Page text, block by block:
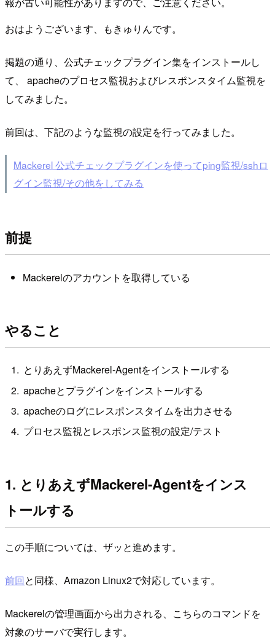
おはようございます、もきゅりんです。
掲題の通り、公式チェックプラグイン集をインストールし
て、 apacheのプロセス監視およびレスポンスタイム監視を
してみました。
前回は、下記のような監視の設定を行ってみました。
Mackerel 公式チェックプラグインを使ってping監視/sshロ
グイン監視/その他をしてみる
前提
Mackerelのアカウントを取得している
やること
とりあえずMackerel-Agentをインストールする
apacheとプラグインをインストールする
apacheのログにレスポンスタイムを出力させる
プロセス監視とレスポンス監視の設定/テスト
1. とりあえずMackerel-Agentをインス
トールする
この手順については、ザッと進めます。
前回と同様、Amazon Linux2で対応しています。
Mackerelの管理画面から出力される、こちらのコマンドを
対象のサーバで実行します。